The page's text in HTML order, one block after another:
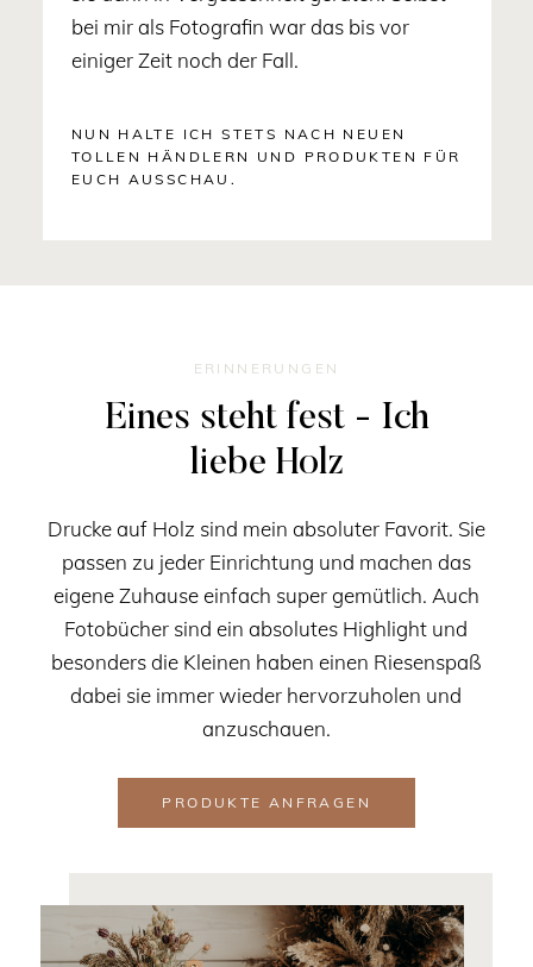
bei mir als Fotografin war das bis vor
einiger Zeit noch der Fall.
NUN HALTE ICH STETS NACH NEUEN
TOLLEN HÄNDLERN UND PRODUKTEN FÜR
EUCH AUSSCHAU.
ERINNERUNGEN
Eines steht fest - Ich
liebe Holz
Drucke auf Holz sind mein absoluter Favorit. Sie
passen zu jeder Einrichtung und machen das
eigene Zuhause einfach super gemütlich. Auch
Fotobücher sind ein absolutes Highlight und
besonders die Kleinen haben einen Riesenspaß
dabei sie immer wieder hervorzuholen und
anzuschauen.
PRODUKTE ANFRAGEN